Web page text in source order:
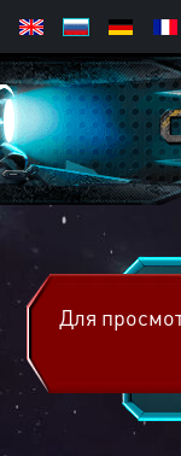
Для